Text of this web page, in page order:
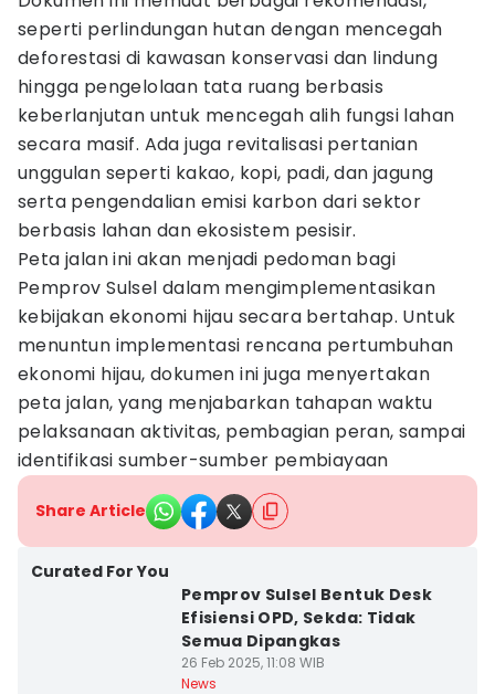
seperti perlindungan hutan dengan mencegah
deforestasi di kawasan konservasi dan lindung
hingga pengelolaan tata ruang berbasis
keberlanjutan untuk mencegah alih fungsi lahan
secara masif. Ada juga revitalisasi pertanian
unggulan seperti kakao, kopi, padi, dan jagung
serta pengendalian emisi karbon dari sektor
berbasis lahan dan ekosistem pesisir.
Peta jalan ini akan menjadi pedoman bagi
Pemprov Sulsel dalam mengimplementasikan
kebijakan ekonomi hijau secara bertahap. Untuk
menuntun implementasi rencana pertumbuhan
ekonomi hijau, dokumen ini juga menyertakan
peta jalan, yang menjabarkan tahapan waktu
pelaksanaan aktivitas, pembagian peran, sampai
identifikasi sumber-sumber pembiayaan
Share Article
Curated For You
Pemprov Sulsel Bentuk Desk
Efisiensi OPD, Sekda: Tidak
Semua Dipangkas
26 Feb 2025, 11:08 WIB
News